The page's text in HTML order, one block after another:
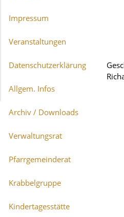
Impressum
Veranstaltungen
Datenschutzerklärung
Allgem. Infos
Archiv / Downloads
Verwaltungsrat
Pfarrgemeinderat
Krabbelgruppe
Kindertagesstätte